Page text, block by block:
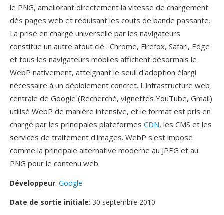
le PNG, ameliorant directement la vitesse de chargement
dès pages web et réduisant les couts de bande passante.
La prisé en chargé universelle par les navigateurs
constitue un autre atout clé : Chrome, Firefox, Safari, Edge
et tous les navigateurs mobiles affichent désormais le
WebP nativement, atteignant le seuil d'adoption élargi
nécessaire à un déploiement concret. L'infrastructure web
centrale de Google (Recherché, vignettes YouTube, Gmail)
utilisé WebP de manière intensive, et le format est pris en
chargé par les principales plateformes CDN, les CMS et les
services de traitement d'images. WebP s'est impose
comme la principale alternative moderne au JPEG et au
PNG pour le contenu web.
Développeur: Google
Date de sortie initiale: 30 septembre 2010